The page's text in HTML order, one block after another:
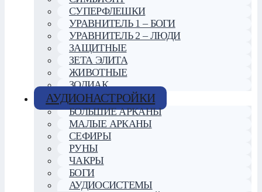
СУПЕРФЛЕШКИ
УРАВНИТЕЛЬ 1 – БОГИ
УРАВНИТЕЛЬ 2 – ЛЮДИ
ЗАЩИТНЫЕ
ЗЕТА ЭЛИТА
ЖИВОТНЫЕ
ЗОДИАК
АУДИОНАСТРОЙКИ
БОЛЬШИЕ АРКАНЫ
МАЛЫЕ АРКАНЫ
СЕФИРЫ
РУНЫ
ЧАКРЫ
БОГИ
АУДИОСИСТЕМЫ